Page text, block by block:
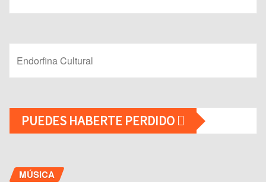
Endorfina Cultural
PUEDES HABERTE PERDIDO
MÚSICA